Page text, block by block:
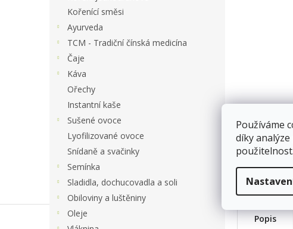
Používáme
díky
použitelnost.
Kořenící směsi
Ayurveda
TCM - Tradiční čínská medicína
Čaje
Káva
Ořechy
Instantní kaše
Sušené ovoce
Lyofilizované ovoce
Snídaně a svačinky
Semínka
Sladidla, dochucovadla a soli
Obiloviny a luštěniny
Oleje
Popis